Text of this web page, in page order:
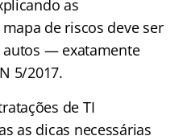
as
de riscos deve ser
autos — exatamente
5/2017.
de TI
as dicas necessárias